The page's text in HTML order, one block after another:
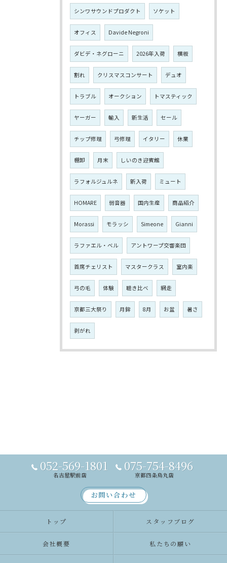
シンワサウンドプロダクト ソケット
オフィス Davide Negroni
ダビデ・ネグローニ 2026年入荷 横板
割れ クリスマスコンサート デュオ
トラブル オークション トマスティック
ヤーガー 輸入 新生活 セール
チップ修理 弓修理 イタリー 休業
棚卸 月末 しいのき迎賓館
ラフォルジュルネ 新入荷 ミュート
HOMARE 弱音器 国内生産 商品紹介
Morassi モラッシ Simeone Gianni
ラファエル・ベル アントワープ交響楽団
首席チェリスト マスタークラス 室内楽
弓の毛 体験 聴き比べ 網走
京都三大祭り 月鉾 8月 お盆 暑さ
剥がれ
052-569-1801
名古屋駅前店
075-754-8496
京都四条烏丸店
お問い合わせ
トップ スタッフブログ
会社概要 私たちの願い